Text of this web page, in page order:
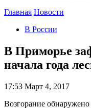
Главная Новости
В России
В Приморье
начала года
17:53 Март 4, 2017
Возгорание